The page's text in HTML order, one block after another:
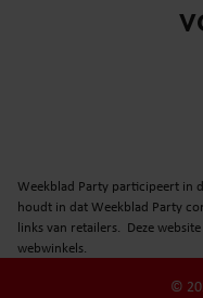
Weekblad Party participeert in
houdt in dat Weekblad Party
links van retailers. Deze
webwinkels.
©